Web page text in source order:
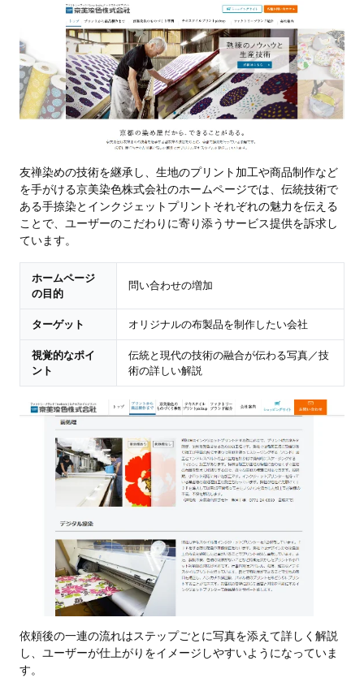
友禅染めの技術を継承し、生地のプリント加工や商品制作など
を手がける京美染色株式会社のホームページでは、伝統技術で
ある手捺染とインクジェットプリントそれぞれの魅力を伝える
ことで、ユーザーのこだわりに寄り添うサービス提供を訴求し
ています。
ホームページ
の目的
問い合わせの増加
ターゲット オリジナルの布製品を制作したい会社
視覚的なポイ
ント
伝統と現代の技術の融合が伝わる写真／技
術の詳しい解説
依頼後の一連の流れはステップごとに写真を添えて詳しく解説
し、ユーザーが仕上がりをイメージしやすいようになっていま
す。